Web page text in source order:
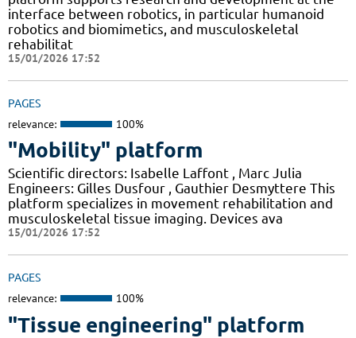
interface between robotics, in particular humanoid
robotics and biomimetics, and musculoskeletal
rehabilitat
15/01/2026 17:52
PAGES
relevance: 100%
"Mobility" platform
Scientific directors: Isabelle Laffont , Marc Julia
Engineers: Gilles Dusfour , Gauthier Desmyttere This
platform specializes in movement rehabilitation and
musculoskeletal tissue imaging. Devices ava
15/01/2026 17:52
PAGES
relevance: 100%
"Tissue engineering" platform